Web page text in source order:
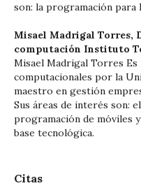
son: la programación para
Misael Madrigal Torres,
computación Instituto
Misael Madrigal Torres
computacionales por la
maestro en gestión
Sus áreas de interés son:
programación de móviles
base tecnológica.
Citas